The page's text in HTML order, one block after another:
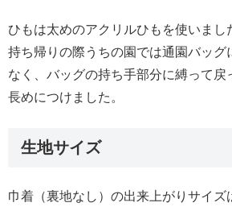
ひもは太めのアクリルひもを使いまし
持ち帰りの際うちの園では通園バッグ
なく、バッグの持ち手部分に縛って戻
長めにつけました。
生地サイズ
巾着（裏地なし）の出来上がりサイズ